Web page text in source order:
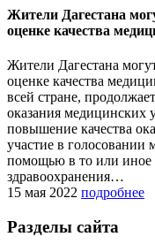
Жители Дагестана
оценке качества
Жители Дагестана
оценке качества
всей стране,
оказания медицинских
повышение качества
участие в
помощью в то или иное
здравоохранения…
15 мая 2022 подробнее
Разделы сайта